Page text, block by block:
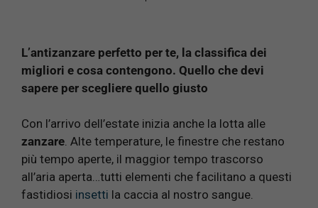
L’antizanzare perfetto per te, la classifica dei
migliori e cosa contengono. Quello che devi
sapere per scegliere quello giusto
Con l’arrivo dell’estate inizia anche la lotta alle
zanzare. Alte temperature, le finestre che restano
più tempo aperte, il maggior tempo trascorso
all’aria aperta…tutti elementi che facilitano a questi
fastidiosi insetti la caccia al nostro sangue.